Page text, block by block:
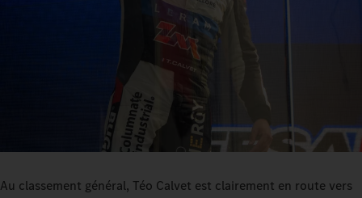
Au classement général, Téo Calvet est clairement en route vers